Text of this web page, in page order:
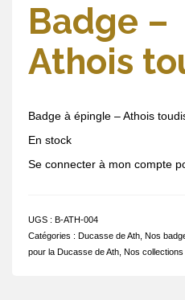
Badge –
Athois
Badge à épingle – Athois
En stock
Se connecter à mon compte
UGS : B-ATH-004
Catégories : Ducasse de Ath Nos
pour la Ducasse de Ath Nos collections